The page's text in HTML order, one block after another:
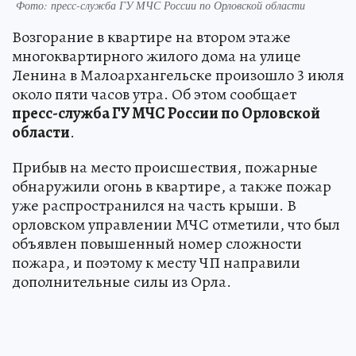
Фото: пресс-служба ГУ МЧС России по Орловской области
Возгорание в квартире на втором этаже
многоквартирного жилого дома на улице
Ленина в Малоархангельске произошло 3 июля
около пяти часов утра. Об этом сообщает
пресс-служба ГУ МЧС России по Орловской
области.
Прибыв на место происшествия, пожарные
обнаружили огонь в квартире, а также пожар
уже распространился на часть крыши. В
орловском управлении МЧС отметили, что был
объявлен повышенный номер сложности
пожара, и поэтому к месту ЧП направили
дополнительные силы из Орла.